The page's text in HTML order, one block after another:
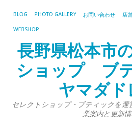
BLOG PHOTO GALLERY お問い合わせ 店
WEBSHOP
長野県松本市
ショップ ブ
ヤマダド
セレクトショップ・ブティックを
業案内と更新